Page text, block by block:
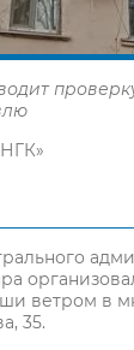
ветром в
35.